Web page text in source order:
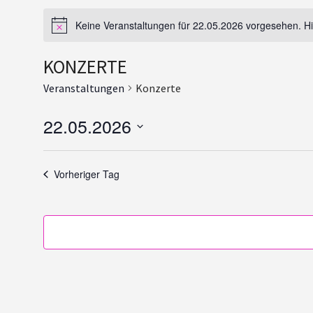
Keine Veranstaltungen für 22.05.2026 vorgesehen.
KONZERTE
Veranstaltungen Konzerte
22.05.2026
Datum
wählen.
Vorheriger Tag